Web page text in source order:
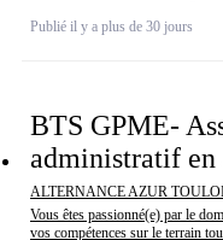
Publié il y a plus de 30 jours
BTS GPME-
administratif en
ALTERNANCE AZUR
Vous êtes passionné(e) par le
vos compétences sur le terrain